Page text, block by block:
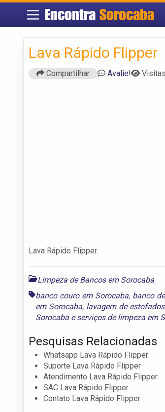
Encontra Sorocaba
Lava Rápido Flipper
Compartilhar Avalie!
Lava Rápido Flipper
Limpeza de Bancos em Sorocaba
banco couro em Sorocaba, banco
em Sorocaba, lavagem de
Sorocaba eserviços de limpeza em
Pesquisas Relacionadas
Whatsapp Lava Rápido Flipper
Suporte Lava Rápido Flipper
Atendimento Lava Rápido Flipper
SAC Lava Rápido Flipper
Contato Lava Rápido Flipper